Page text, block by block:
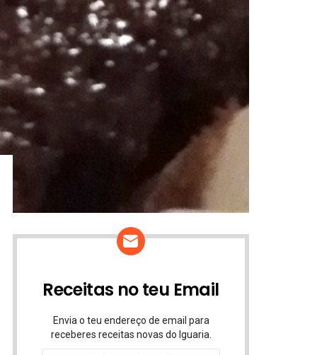
Receitas no teu Email
Envia o teu endereço de email para
receberes receitas novas do Iguaria.